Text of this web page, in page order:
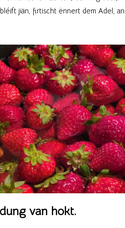
jiän, firtischt ënnert dem Adel,
van hokt.